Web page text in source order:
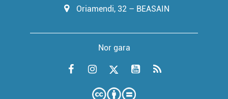
Oriamendi, 32 – BEASAIN
Nor gara